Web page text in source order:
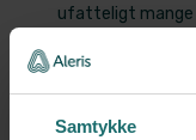
Samtykke
ufatteligt mange
livets og sindets
Jeg har arbejdet